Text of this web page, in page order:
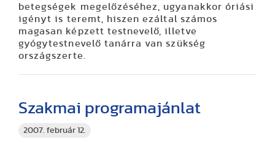
betegségek megelőzéséhez, ugyanakkor óriási
igényt is teremt, hiszen ezáltal számos
magasan képzett testnevelő, illetve
gyógytestnevelő tanárra van szükség
országszerte.
2007. február 12.
Szakmai programajánlat